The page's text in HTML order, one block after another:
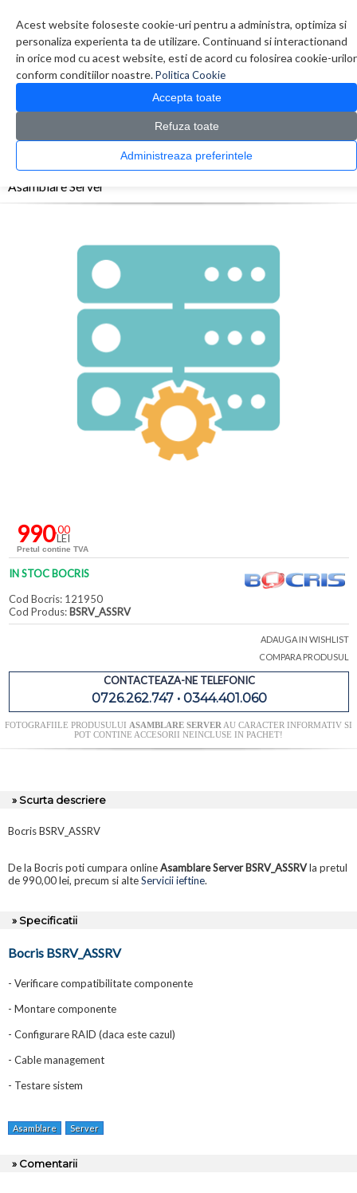
Acest website foloseste cookie-uri pentru a administra, optimiza si
personaliza experienta ta de utilizare. Continuand si interactionand
in orice mod cu acest website, esti de acord cu folosirea cookie-urilor
conform conditiilor noastre.Politica Cookie
Accepta toate
Refuza toate
Administreaza preferintele
0 produs(e)
CATALOG PRODUSE
Servicii > Asamblare Server
Asamblare Server
990,00
LEI
Pretul contine TVA
IN STOC BOCRIS
Cod Bocris: 121950
Cod Produs: BSRV_ASSRV
ADAUGA IN WISHLIST
COMPARA PRODUSUL
CONTACTEAZA-NE TELEFONIC
0726.262.747 • 0344.401.060
FOTOGRAFIILE PRODUSULUI ASAMBLARE SERVERAU CARACTER INFORMATIV SI
POT CONTINE ACCESORII NEINCLUSE IN PACHET!
» Scurta descriere
Bocris BSRV_ASSRV
De la Bocris poti cumpara onlineAsamblare Server BSRV_ASSRVla pretul
de 990,00 lei, precum si alteServicii ieftine.
» Specificatii
Bocris BSRV_ASSRV
- Verificare compatibilitate componente
- Montare componente
- Configurare RAID (daca este cazul)
- Cable management
- Testare sistem
Asamblare Server
» Comentarii